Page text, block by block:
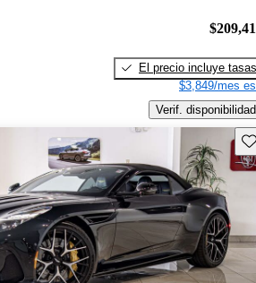
El precio incluye tasas
$3,849/mes
Verif. disponibilidad